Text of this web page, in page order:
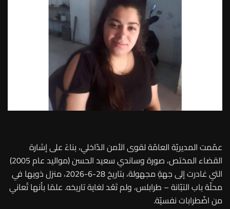
عمّمت المديريّة العامّة لقوى الأمن الدّاخلي، بناءً على إشارة
القضاء المختص، صورة وساندي سعيد الحسن (مواليد عام 2005)
التي غادرت إلى جهةٍ مجهولة، بتاريخ 28-6-2026، منزل ذويها في
محلّة باب التبّانة – طرابلس، ولم تَعُد لغاية تاريخه. علمًا بأنها تُعاني
من اضّطرابات نفسيّة.